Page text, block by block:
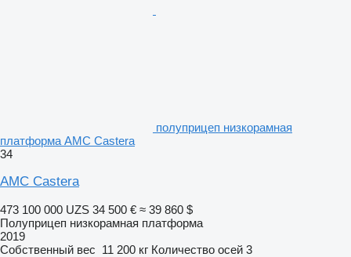
полуприцеп низкорамная
платформа AMC Castera
34
AMC Castera
473 100 000 UZS 34 500 € ≈ 39 860 $
Полуприцеп низкорамная платформа
2019
Собственный вес 11 200 кг Количество осей 3